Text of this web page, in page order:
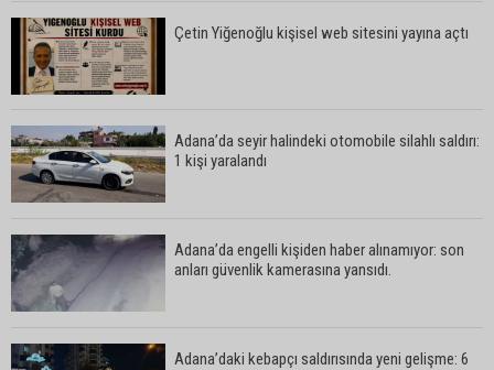
Çetin Yiğenoğlu kişisel web sitesini yayına açtı
Adana’da seyir halindeki otomobile silahlı saldırı:
1 kişi yaralandı
Adana’da engelli kişiden haber alınamıyor: son
anları güvenlik kamerasına yansıdı.
Adana’daki kebapçı saldırısında yeni gelişme: 6